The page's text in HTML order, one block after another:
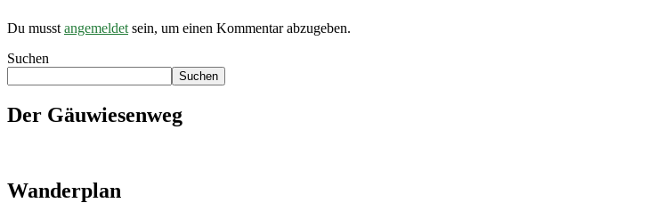
Du musst angemeldet sein, um einen Kommentar abzugeben.
Suchen
Suchen
Der Gäuwiesenweg
Wanderplan